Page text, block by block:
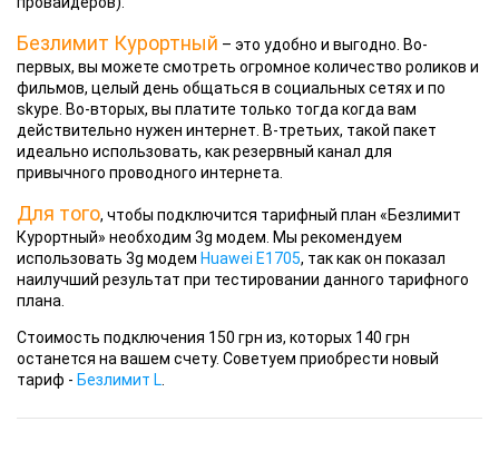
Безлимит Курортный – это удобно и выгодно. Во-
первых, вы можете смотреть огромное количество роликов и
фильмов, целый день общаться в социальных сетях и по
skype. Во-вторых, вы платите только тогда когда вам
действительно нужен интернет. В-третьих, такой пакет
идеально использовать, как резервный канал для
привычного проводного интернета.
Для того, чтобы подключится тарифный план «Безлимит
Курортный» необходим 3g модем. Мы рекомендуем
использовать 3g модем Huawei E1705, так как он показал
наилучший результат при тестировании данного тарифного
плана.
Стоимость подключения 150 грн из, которых 140 грн
останется на вашем счету. Советуем приобрести новый
тариф - Безлимит L